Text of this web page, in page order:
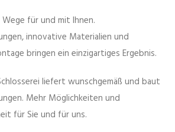
für und mit Ihnen.
innovative Materialien und
bringen ein einzigartiges Ergebnis.
liefert wunschgemäß und baut
Mehr Möglichkeiten und
für Sie und für uns.